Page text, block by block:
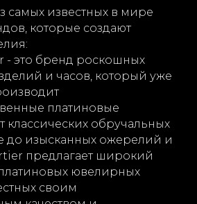
самых известных в мире
которые создают
- это бренд роскошных
и часов, который уже
платиновые
классических обручальных
до изысканных ожерелий и
предлагает широкий
ювелирных
своим